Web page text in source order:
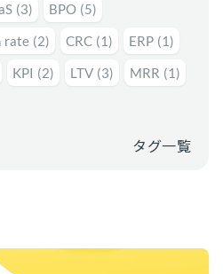
ち資料
事例
(3) BPO (5)
rate (2) CRC (1) ERP (1)
KPI (2) LTV (3) MRR (1)
タグ一覧